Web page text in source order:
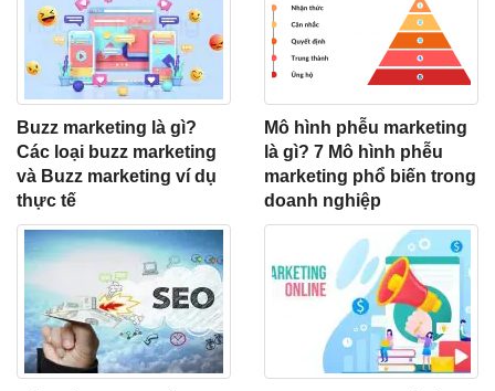
Buzz marketing là gì?
Các loại buzz marketing
và Buzz marketing ví dụ
thực tế
Mô hình phễu marketing
là gì? 7 Mô hình phễu
marketing phổ biến trong
doanh nghiệp